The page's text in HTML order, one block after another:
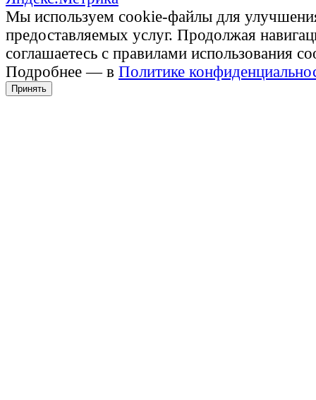
Мы используем cookie-файлы для
предоставляемых услуг. Продолжая
соглашаетесь с правилами использования
Подробнее — в Политике
Принять